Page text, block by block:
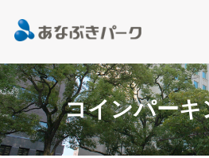
コインパーキ